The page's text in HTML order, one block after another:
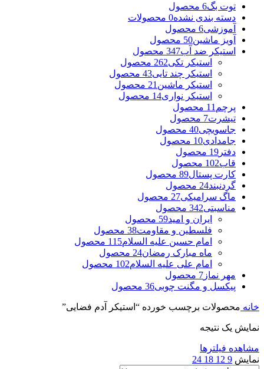
توت بگ6 محصول
دسته بندی نشده0 محصولات
آموزشی6 محصول
آویز ماشین50 محصول
استیکر ضد آب347 محصول
استیکر تکی262 محصول
استیکر چند تایی43 محصول
استیکر ماشین 21 محصول
استیکر نواری14 محصول
پرچم 11 محصول
تیشرت7 محصول
جاسویچی40 محصول
جامدادی10 محصول
دفتر 19 محصول
قاب102 محصول
کارت پستال89 محصول
گردنبند24 محصول
ماگ سرامیکی27 محصول
مناسبتی342 محصول
ایران و امید59 محصول
فلسطین و مقاومت38 محصول
امام حسین علیه السلام115 محصول
ماه مبارک رمضان24 محصول
امام علی علیه السلام102 محصول
مهر نماز 7 محصول
پیکسل و مگنت چوبی36 محصول
خانه محصولات برچسب خورده “استیکر آدم فضایی”
نمایش یک نتیجه
مشاهده فیلترها
نمایش 9
12
18
24